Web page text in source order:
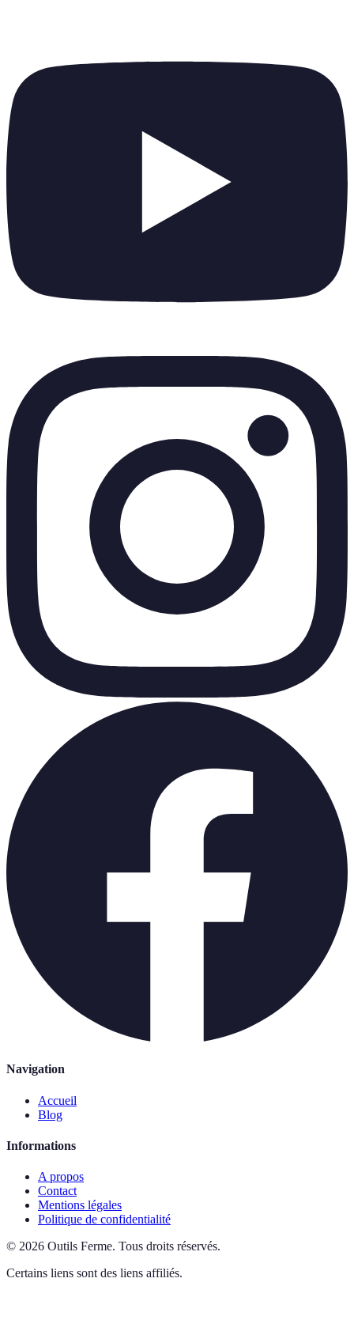
Navigation
Accueil
Blog
Informations
A propos
Contact
Mentions légales
Politique de confidentialité
© 2026 Outils Ferme. Tous droits réservés.
Certains liens sont des liens affiliés.